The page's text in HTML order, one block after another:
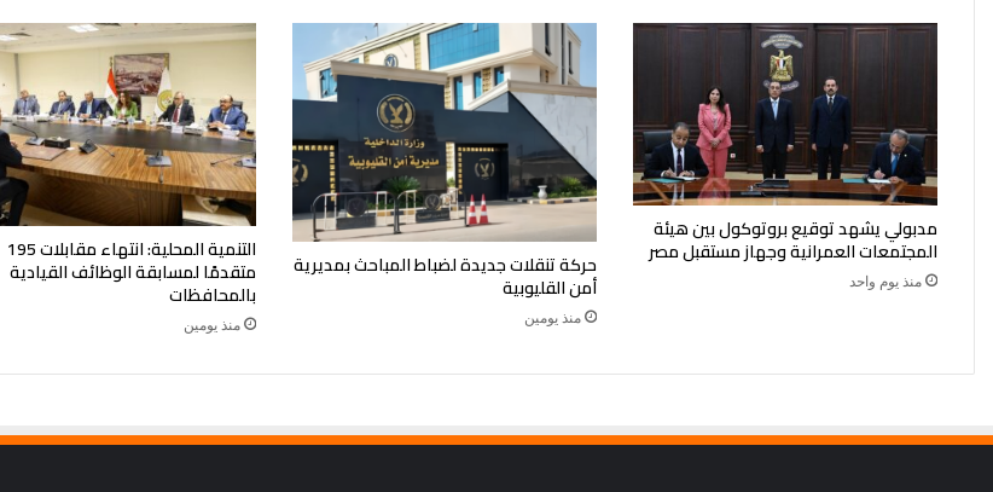
مدبولي يشهد توقيع بروتوكول بين هيئة
المجتمعات العمرانية وجهاز مستقبل مصر
منذ يوم واحد
حركة تنقلات جديدة لضباط المباحث بمديرية
أمن القليوبية
منذ يومين
التنمية المحلية: انتهاء مقابلات 195
متقدمًا لمسابقة الوظائف القيادية
بالمحافظات
منذ يومين